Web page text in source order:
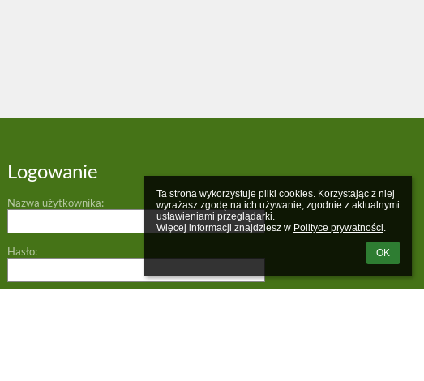
Ta strona wykorzystuje pliki cookies. Korzystając z niej
wyrażasz zgodę na ich używanie, zgodnie z aktualnymi
ustawieniami przeglądarki.
Więcej informacji znajdziesz w Polityce prywatności.
OK
Logowanie
Nazwa użytkownika:
Hasło: